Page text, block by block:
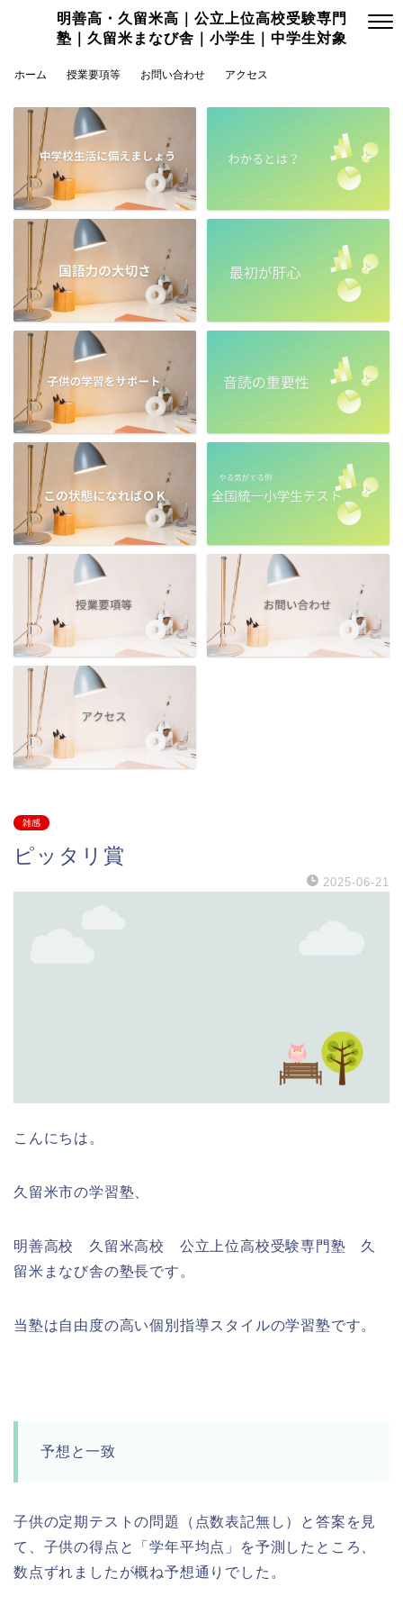
明善高・久留米高｜公立上位高校受験専門
塾｜久留米まなび舎｜小学生｜中学生対象
ホーム 授業要項等 お問い合わせ アクセス
雑感
ピッタリ賞
2025-06-21
こんにちは。
久留米市の学習塾、
明善高校 久留米高校 公立上位高校受験専門塾 久
留米まなび舎の塾長です。
当塾は自由度の高い個別指導スタイルの学習塾です。
予想と一致
子供の定期テストの問題（点数表記無し）と答案を見
て、子供の得点と「学年平均点」を予測したところ、
数点ずれましたが概ね予想通りでした。